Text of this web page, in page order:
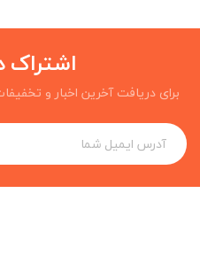
اشتراک
برای دریافت آخرین اخبار و